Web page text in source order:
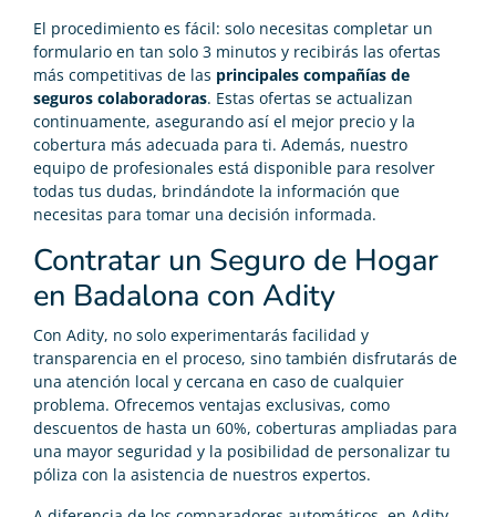
El procedimiento es fácil: solo necesitas completar un
formulario en tan solo 3 minutos y recibirás las ofertas
más competitivas de las principales compañías de
seguros colaboradoras. Estas ofertas se actualizan
continuamente, asegurando así el mejor precio y la
cobertura más adecuada para ti. Además, nuestro
equipo de profesionales está disponible para resolver
todas tus dudas, brindándote la información que
necesitas para tomar una decisión informada.
Contratar un Seguro de Hogar
en Badalona con Adity
Con Adity, no solo experimentarás facilidad y
transparencia en el proceso, sino también disfrutarás de
una atención local y cercana en caso de cualquier
problema. Ofrecemos ventajas exclusivas, como
descuentos de hasta un 60%, coberturas ampliadas para
una mayor seguridad y la posibilidad de personalizar tu
póliza con la asistencia de nuestros expertos.